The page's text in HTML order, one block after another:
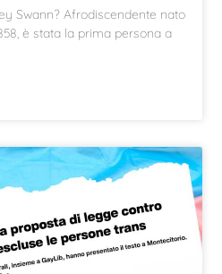
Swann? Afrodiscendente nato
è stata la prima persona a